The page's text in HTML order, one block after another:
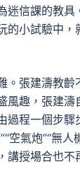
迷信課的教具
的小試驗中，
。張建濤教齡
風趣，張建濤
過程一個步驟
空氣炮”“無
講授場合也不